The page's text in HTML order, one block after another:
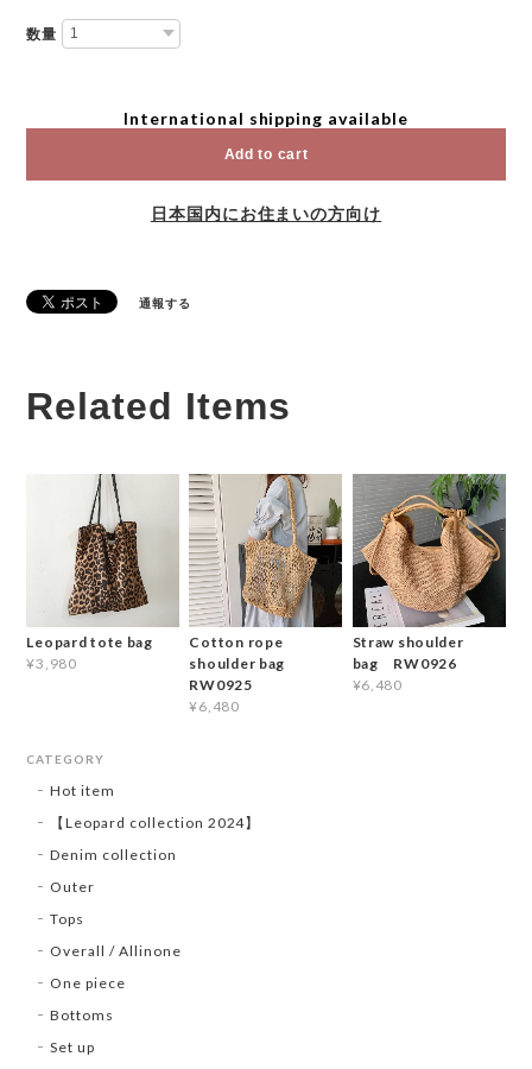
数量
International shipping available
Add to cart
日本国内にお住まいの方向け
通報する
Related Items
Leopard tote bag
¥3,980
Cotton rope
shoulder bag
RW0925
¥6,480
Straw shoulder
bag RW0926
¥6,480
CATEGORY
Hot item
【Leopard collection 2024】
Denim collection
Outer
Tops
Overall / Allinone
One piece
Bottoms
Set up